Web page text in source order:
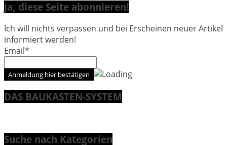
Ja, diese Seite abonnieren!
Ich will nichts verpassen und bei Erscheinen neuer Artikel
informiert werden!
Email*
DAS BAUKASTEN-SYSTEM
Suche nach Kategorien